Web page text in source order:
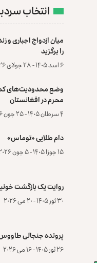
انتخاب
میان ازدواج اجباری و
را برگزید
۶ اسد ۱۴۰۵ - ۲۸ جولای ۲۰۲۶
وضع محدودیت‌های
محرم در افغانستان
۴ سرطان ۱۴۰۵ - ۲۵ جون ۲۰۲۶
دام طلایی «توماس»
۱۵ جوزا ۱۴۰۵ - ۵ جون ۲۰۲۶
روایت یک بازگشت
۳۰ ثور ۱۴۰۵ - ۲۰ می ۲۰۲۶
پرونده‌ جنجالی
۲۶ ثور ۱۴۰۵ - ۱۶ می ۲۰۲۶